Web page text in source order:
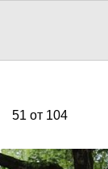
51 от 104